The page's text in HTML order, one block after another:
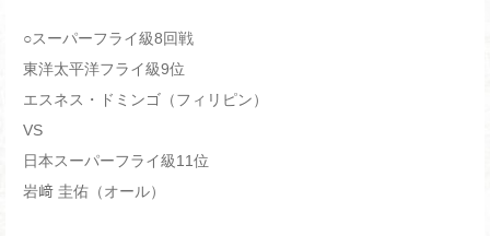
○スーパーフライ級8回戦
東洋太平洋フライ級9位
エスネス・ドミンゴ（フィリピン）
VS
日本スーパーフライ級11位
岩﨑 圭佑（オール）